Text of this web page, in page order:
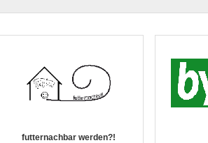
futternachbar werden?!